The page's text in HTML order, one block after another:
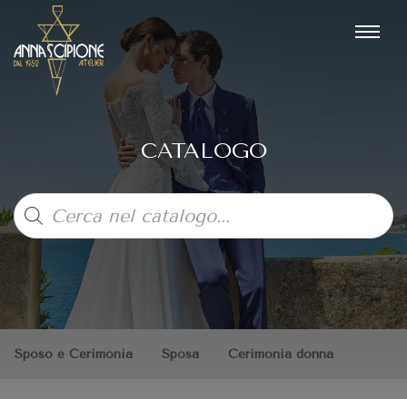
CATALOGO
Products
search
Sposo e Cerimonia Sposa Cerimonia donna